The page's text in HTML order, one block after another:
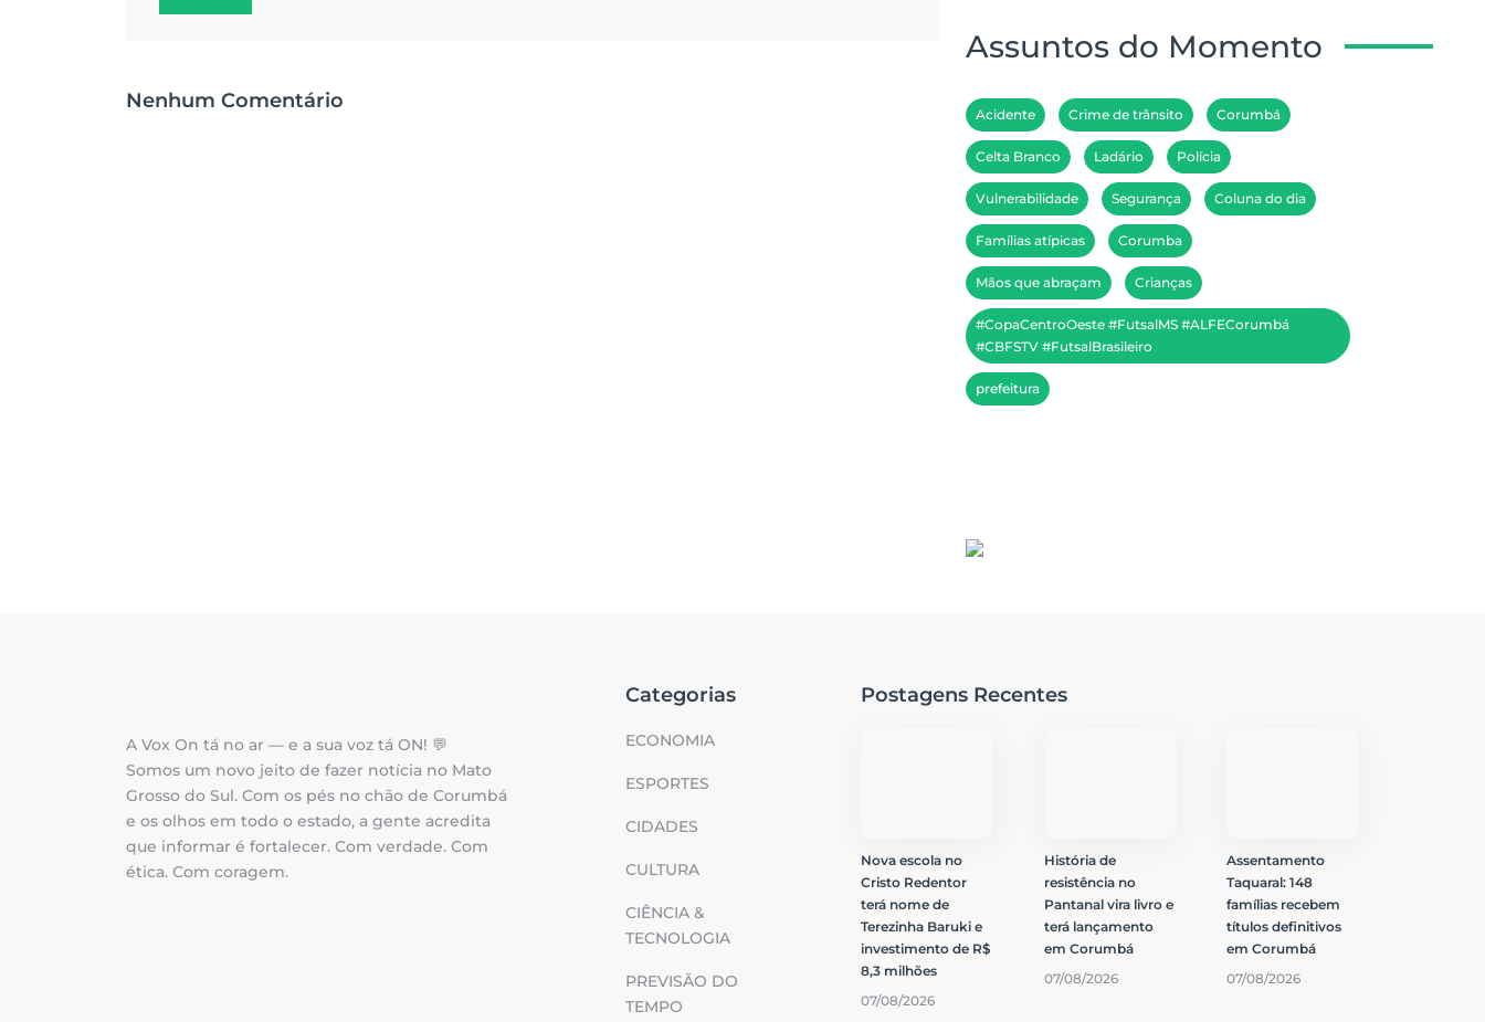
Nenhum Comentário
Assuntos do Momento
Acidente Crime de trânsito Corumbá
Celta Branco Ladário Polícia
Vulnerabilidade Segurança Coluna do dia
Famílias atípicas Corumba
Mãos que abraçam Crianças
#CopaCentroOeste #FutsalMS #ALFECorumbá
#CBFSTV #FutsalBrasileiro
prefeitura
A Vox On tá no ar — e a sua voz tá ON! 💬
Somos um novo jeito de fazer notícia no Mato
Grosso do Sul. Com os pés no chão de Corumbá
e os olhos em todo o estado, a gente acredita
que informar é fortalecer. Com verdade. Com
ética. Com coragem.
Categorias
ECONOMIA
ESPORTES
CIDADES
CULTURA
CIÊNCIA &
TECNOLOGIA
PREVISÃO DO
TEMPO
Postagens Recentes
Nova escola no
Cristo Redentor
terá nome de
Terezinha Baruki e
investimento de R$
8,3 milhões
07/08/2026
História de
resistência no
Pantanal vira livro e
terá lançamento
em Corumbá
07/08/2026
Assentamento
Taquaral: 148
famílias recebem
títulos definitivos
em Corumbá
07/08/2026